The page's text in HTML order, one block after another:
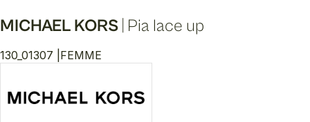
MICHAEL KORS Pia lace up
130_01307 | FEMME